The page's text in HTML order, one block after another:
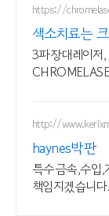
https://
색소치료는
3파장대레이저
http://
haynes박판
특수금속,수입,
책임지겠습니다.